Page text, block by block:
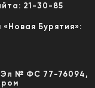
21-30-85
Бурятия»:
Эл № ФС 77-76094,